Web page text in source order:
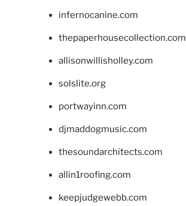
infernocanine.com
thepaperhousecollection.com
allisonwillisholley.com
solslite.org
portwayinn.com
djmaddogmusic.com
thesoundarchitects.com
allin1roofing.com
keepjudgewebb.com